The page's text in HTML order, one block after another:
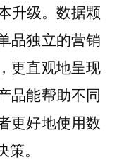
升级。数据颗
品独立的营销
更直观地呈现
品能帮助不同
更好地使用数
。